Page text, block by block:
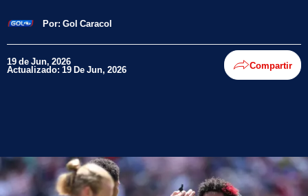
Por: Gol Caracol
19 de Jun, 2026
Actualizado: 19 De Jun, 2026 Compartir